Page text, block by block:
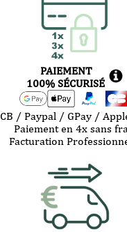
PAIEMENT
100% SÉCURISÉ
CB / Paypal / GPay /
Paiement en 4x sans
Facturation